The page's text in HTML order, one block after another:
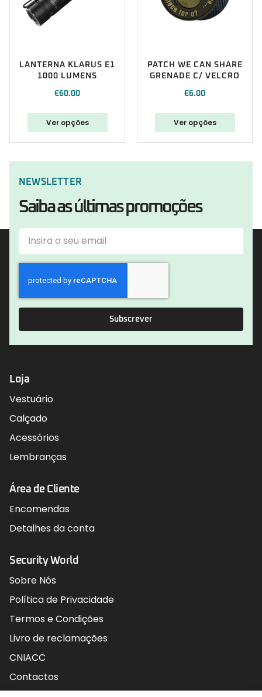
LANTERNA KLARUS E1
1000 LUMENS
€60.00
Ver opções
PATCH WE CAN SHARE
GRENADE C/ VELCRO
€6.00
Ver opções
NEWSLETTER
Saiba as últimas promoções
Subscrever
Loja
Vestuário
Calçado
Acessórios
Lembranças
Área de Cliente
Encomendas
Detalhes da conta
Security World
Sobre Nós
Política de Privacidade
Termos e Condições
Livro de reclamações
CNIACC
Contactos